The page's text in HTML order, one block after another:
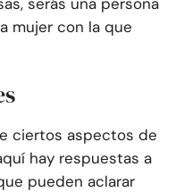
mujer con la que
ciertos aspectos de
hay respuestas a
pueden aclarar